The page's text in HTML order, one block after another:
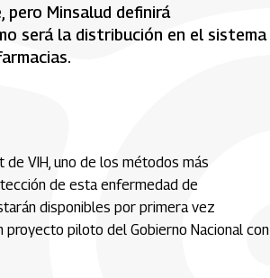
pero Minsalud definirá
será la distribución en el sistema
VIH, uno de los métodos más
de esta enfermedad de
disponibles por primera vez
proyecto piloto del Gobierno Nacional con